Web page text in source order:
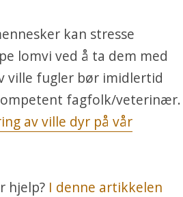
kan stresse
lomvi ved å ta dem med
ville fugler bør imidlertid
fagfolk/veterinær.
av ville dyr på vår
hjelp? I denne artikkelen